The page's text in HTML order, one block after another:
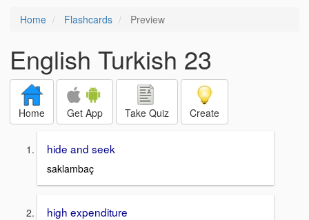
Home Flashcards Preview
English Turkish 23
Home Get App Take Quiz Create
hide and seek
saklambaç
high expenditure